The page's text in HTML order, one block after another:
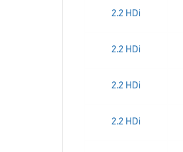
2.2 HDi
2.2 HDi
2.2 HDi
2.2 HDi